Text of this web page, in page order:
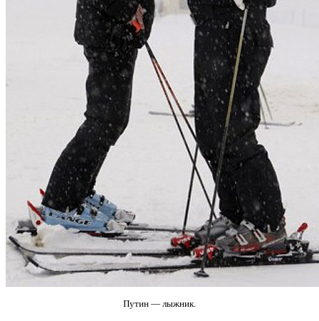
Путин — лыжник.